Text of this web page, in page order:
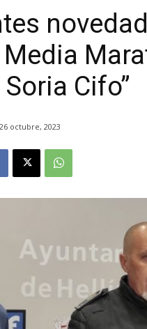
Media
Cifo”
26 octubre, 2023